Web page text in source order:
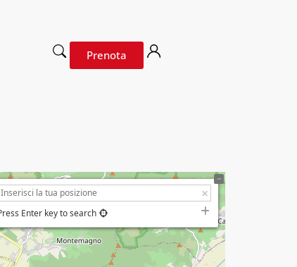
Prenota
Enter key to search